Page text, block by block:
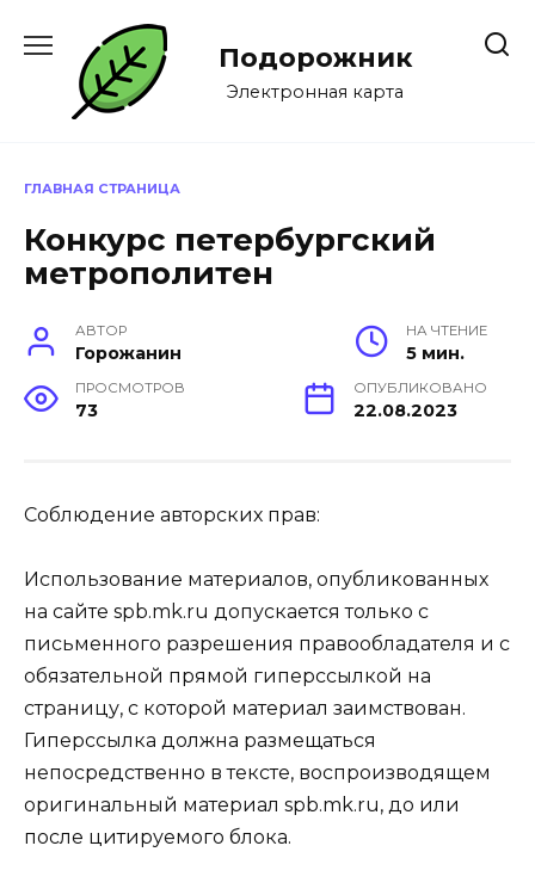
содержанию
Подорожник
Электронная карта
ГЛАВНАЯ СТРАНИЦА
Конкурс петербургский
метрополитен
АВТОР
Горожанин
НА ЧТЕНИЕ
5 мин.
ПРОСМОТРОВ
73
ОПУБЛИКОВАНО
22.08.2023
Соблюдение авторских прав:
Использование материалов, опубликованных
на сайте spb.mk.ru допускается только с
письменного разрешения правообладателя и с
обязательной прямой гиперссылкой на
страницу, с которой материал заимствован.
Гиперссылка должна размещаться
непосредственно в тексте, воспроизводящем
оригинальный материал spb.mk.ru, до или
после цитируемого блока.